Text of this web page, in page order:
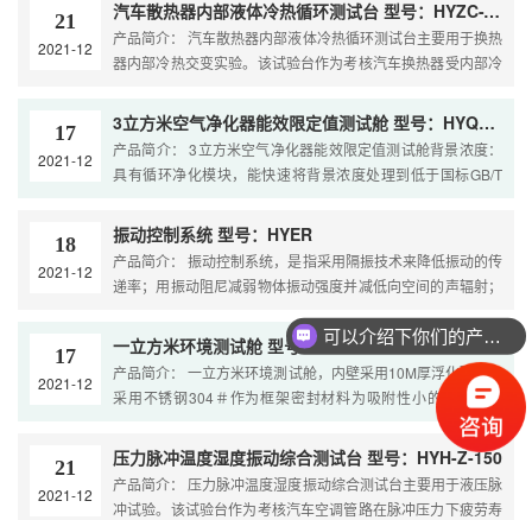
21
2021-12
汽车散热器内部液体冷热循环测试台 型号：HYZC-TS-10
产品简介： 汽车散热器内部液体冷热循环测试台主要用于换热
器内部冷热交变实验。该试验台作为考核汽车换热器受内部冷
也可验证冷热交变的温度对散热器焊缝和...
17
2021-12
3立方米空气净化器能效限定值测试舱 型号：HYQW-3B
产品简介： 3立方米空气净化器能效限定值测试舱背景浓度：
具有循环净化模块，能快速将背景浓度处理到低于国标GB/T
18
2021-12
振动控制系统 型号：HYER
产品简介： 振动控制系统，是指采用隔振技术来降低振动的传
递率；用振动阻尼减弱物体振动强度并减低向空间的声辐射；
上等技术称为振动控制。
17
2021-12
一立方米环境测试舱 型号：HYQW-1000
产品简介： 一立方米环境測试舱，内壁采用10M厚浮化玻璃，
采用不锈钢304＃作为框架密封材料为吸附性小的特制密封
胶。舱内的空气净化系统安装了多功能空气滤清器，既能去除
颗粒物，又能清 除甲醛、甲苯等化学...
21
2021-12
压力脉冲温度湿度振动综合测试台 型号：HYH-Z-150
产品简介： 压力脉冲温度湿度振动综合测试台主要用于液压脉
冲试验。该试验台作为考核汽车空调管路在脉冲压力下疲劳寿